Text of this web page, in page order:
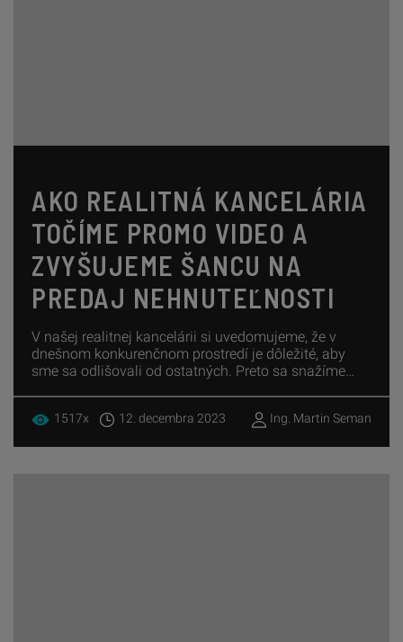
AKO REALITNÁ KANCELÁRIA
TOČÍME PROMO VIDEO A
ZVYŠUJEME ŠANCU NA
PREDAJ NEHNUTEĽNOSTI
V našej realitnej kancelárii si uvedomujeme, že v
dnešnom konkurenčnom prostredí je dôležité, aby
sme sa odlišovali od ostatných. Preto sa snažíme
1517x 12. decembra 2023 Ing. Martin Seman